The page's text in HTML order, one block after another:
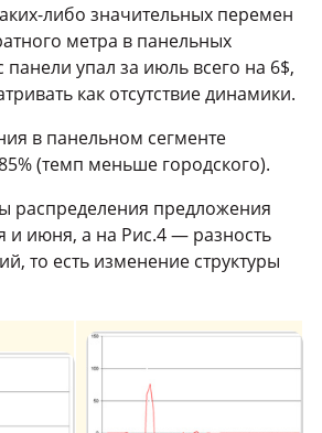
либо значительных перемен
метра в панельных
панели упал за июль всего на 6$,
как отсутствие динамики.
в панельном сегменте
(темп меньше городского).
распределения предложения
и июня, а на Рис.4 — разность
то есть изменение структуры